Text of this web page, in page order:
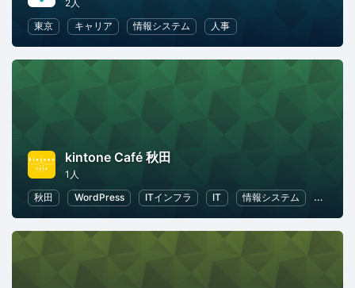
2人
東京
キャリア 情報システム 人事
kintone Café 秋田
1人
秋田
WordPress ITインフラ IT 情報システム ビジネ